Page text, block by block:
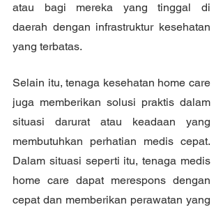
atau bagi mereka yang tinggal di
daerah dengan infrastruktur kesehatan
yang terbatas.
Selain itu, tenaga kesehatan home care
juga memberikan solusi praktis dalam
situasi darurat atau keadaan yang
membutuhkan perhatian medis cepat.
Dalam situasi seperti itu, tenaga medis
home care dapat merespons dengan
cepat dan memberikan perawatan yang